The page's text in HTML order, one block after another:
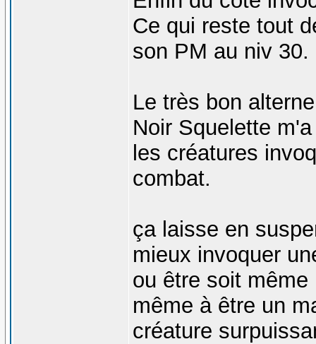
Ce qui reste tout
son PM au niv 30.
Le très bon
Noir Squelette
les créatures
combat.
ça laisse en
mieux invoquer
ou être soit
même à être un
créature